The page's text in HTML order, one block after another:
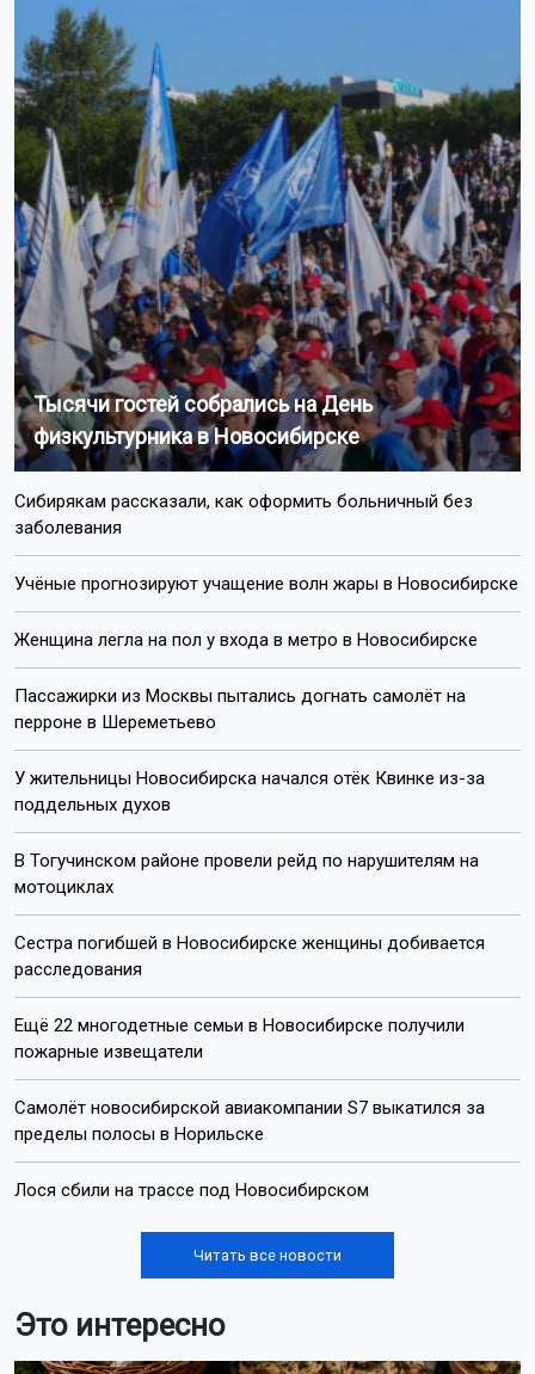
Тысячи гостей собрались на День
физкультурника в Новосибирске
Сибирякам рассказали, как оформить больничный без
заболевания
Учёные прогнозируют учащение волн жары в Новосибирске
Женщина легла на пол у входа в метро в Новосибирске
Пассажирки из Москвы пытались догнать самолёт на
перроне в Шереметьево
У жительницы Новосибирска начался отёк Квинке из-за
поддельных духов
В Тогучинском районе провели рейд по нарушителям на
мотоциклах
Сестра погибшей в Новосибирске женщины добивается
расследования
Ещё 22 многодетные семьи в Новосибирске получили
пожарные извещатели
Самолёт новосибирской авиакомпании S7 выкатился за
пределы полосы в Норильске
Лося сбили на трассе под Новосибирском
Читать все новости
Это интересно